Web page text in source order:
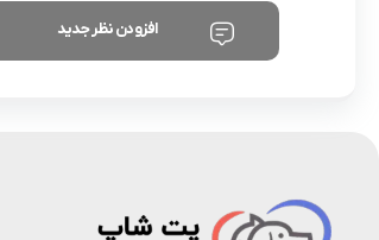
افزودن نظر جدید